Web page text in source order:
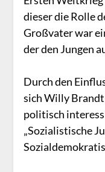
dieser die Rolle
Großvater war
der den Jungen
Durch den
sich Willy
politisch
„Sozialistische